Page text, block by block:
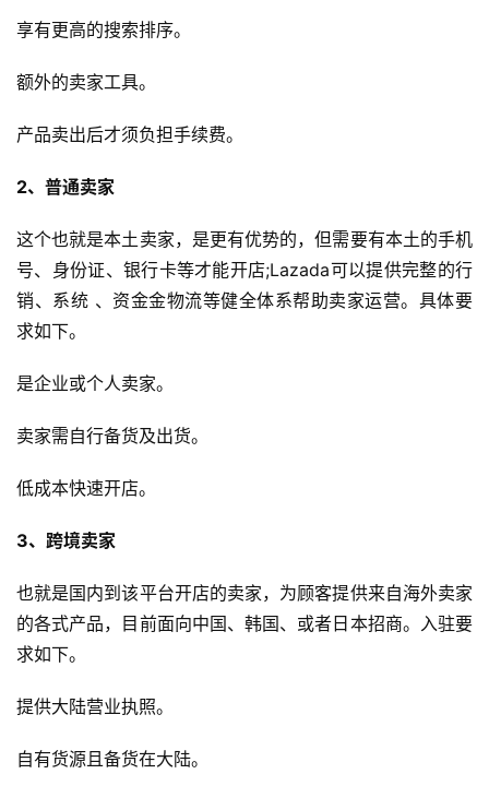
首
页
球
店
跨
境
百
科
社
营
境
导
航
享有更高的搜索排序。
额外的卖家工具。
产品卖出后才须负担手续费。
2、普通卖家
这个也就是本土卖家，是更有优势的，但需要有本土的手机
号、身份证、银行卡等才能开店;Lazada可以提供完整的行
销、系统 、资金金物流等健全体系帮助卖家运营。具体要
求如下。
是企业或个人卖家。
卖家需自行备货及出货。
低成本快速开店。
3、跨境卖家
也就是国内到该平台开店的卖家，为顾客提供来自海外卖家
的各式产品，目前面向中国、韩国、或者日本招商。入驻要
求如下。
提供大陆营业执照。
自有货源且备货在大陆。